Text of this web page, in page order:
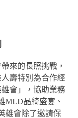
來的長照挑戰，
壽特別為合作經
會」，協助業務
MLD晶綺盛宴、
雄會除了邀請保